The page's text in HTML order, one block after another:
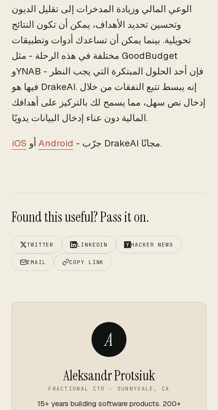
الوعي المالي وزيادة المدخرات إلى تقليل الديون
وتحسين تحديد الأهداف، يمكن أن تكون النتائج
تحويلية. بينما يمكن أن تساعدك أدوات وتطبيقات
مختلفة في هذه الرحلة - مثل GoodBudget
وYNAB - فإن أحد الحلول المبتكرة التي يجب النظر
فيها هو DrakeAI. إنه يبسط تتبع النفقات من خلال
إدخال نص سهل، مما يسمح لك بالتركيز على أهدافك
المالية دون عناء إدخال البيانات يدويًا.
iOS Android - جرّب DrakeAI مجانًا.
Found this useful? Pass it on.
TWITTER LINKEDIN HACKER NEWS
EMAIL COPY LINK
A
Aleksandr Protsiuk
FRACTIONAL CTO - SUNNYVALE, CA
15+ years building software products. 200+